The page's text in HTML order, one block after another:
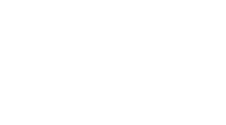
ありません。
です。
ず変更すること